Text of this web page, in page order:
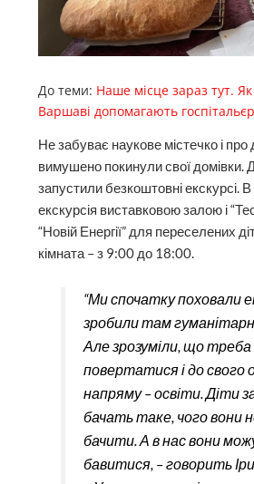
До теми: Наше місце зараз тут. Як
Варшаві допомагають
Не забуває наукове містечко і про
вимушено покинули свої домівки.
запустили безкоштовні екскурсі. В
екскурсія виставковою залою і
“Новій Енергії” для переселених
кімната – з 9:00 до 18:00.
“Ми спочатку поховали
зробили там
Але зрозуміли, що треба
повертатися і до свого
напряму – освіти. Діти
бачать таке, чого вони
бачити. А в нас вони
бавитися, – говорить